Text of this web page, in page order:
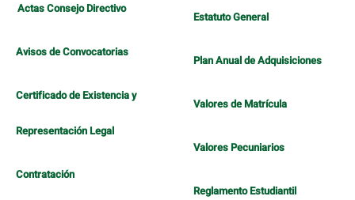
Actas Consejo Directivo
Avisos de Convocatorias
Certificado de Existencia y
Representación Legal
Contratación
Estatuto General
Plan Anual de Adquisiciones
Valores de Matrícula
Valores Pecuniarios
Reglamento Estudiantil